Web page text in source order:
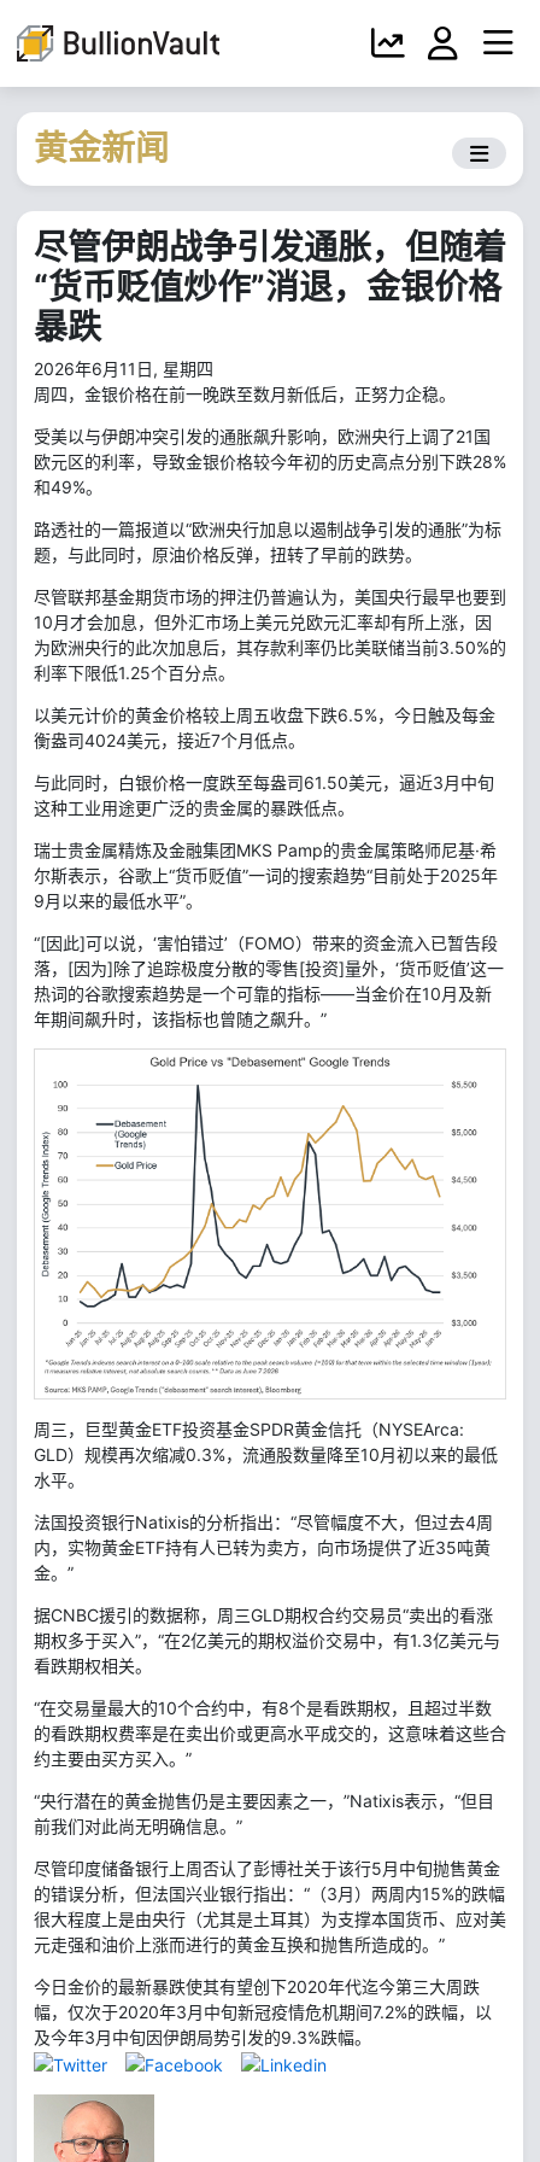
黄金新闻
尽管伊朗战争引发通胀，但随着
“货币贬值炒作”消退，金银价格
暴跌
2026年6月11日, 星期四
周四，金银价格在前一晚跌至数月新低后，正努力企稳。
受美以与伊朗冲突引发的通胀飙升影响，欧洲央行上调了21国
欧元区的利率，导致金银价格较今年初的历史高点分别下跌28%
和49%。
路透社的一篇报道以“欧洲央行加息以遏制战争引发的通胀”为标
题，与此同时，原油价格反弹，扭转了早前的跌势。
尽管联邦基金期货市场的押注仍普遍认为，美国央行最早也要到
10月才会加息，但外汇市场上美元兑欧元汇率却有所上涨，因
为欧洲央行的此次加息后，其存款利率仍比美联储当前3.50%的
利率下限低1.25个百分点。
以美元计价的黄金价格较上周五收盘下跌6.5%，今日触及每金
衡盎司4024美元，接近7个月低点。
与此同时，白银价格一度跌至每盎司61.50美元，逼近3月中旬
这种工业用途更广泛的贵金属的暴跌低点。
瑞士贵金属精炼及金融集团MKS Pamp的贵金属策略师尼基·希
尔斯表示，谷歌上“货币贬值”一词的搜索趋势“目前处于2025年
9月以来的最低水平”。
“[因此]可以说，‘害怕错过’（FOMO）带来的资金流入已暂告段
落，[因为]除了追踪极度分散的零售[投资]量外，‘货币贬值’这一
热词的谷歌搜索趋势是一个可靠的指标——当金价在10月及新
年期间飙升时，该指标也曾随之飙升。”
周三，巨型黄金ETF投资基金SPDR黄金信托（NYSEArca:
GLD）规模再次缩减0.3%，流通股数量降至10月初以来的最低
水平。
法国投资银行Natixis的分析指出：“尽管幅度不大，但过去4周
内，实物黄金ETF持有人已转为卖方，向市场提供了近35吨黄
金。”
据CNBC援引的数据称，周三GLD期权合约交易员“卖出的看涨
期权多于买入”，“在2亿美元的期权溢价交易中，有1.3亿美元与
看跌期权相关。
“在交易量最大的10个合约中，有8个是看跌期权，且超过半数
的看跌期权费率是在卖出价或更高水平成交的，这意味着这些合
约主要由买方买入。”
“央行潜在的黄金抛售仍是主要因素之一，”Natixis表示，“但目
前我们对此尚无明确信息。”
尽管印度储备银行上周否认了彭博社关于该行5月中旬抛售黄金
的错误分析，但法国兴业银行指出：“（3月）两周内15%的跌幅
很大程度上是由央行（尤其是土耳其）为支撑本国货币、应对美
元走强和油价上涨而进行的黄金互换和抛售所造成的。”
今日金价的最新暴跌使其有望创下2020年代迄今第三大周跌
幅，仅次于2020年3月中旬新冠疫情危机期间7.2%的跌幅，以
及今年3月中旬因伊朗局势引发的9.3%跌幅。